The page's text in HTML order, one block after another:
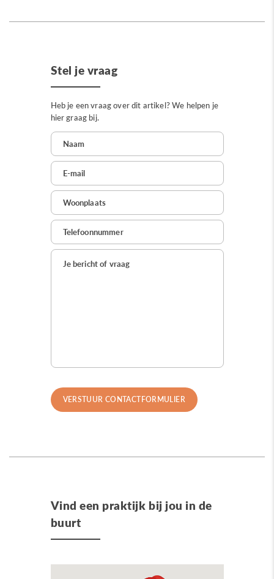
Stel je vraag
Heb je een vraag over dit artikel? We helpen je
hier graag bij.
Vind een praktijk bij jou in de
buurt